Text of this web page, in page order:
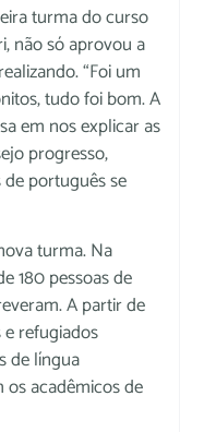
turma do curso
não só aprovou a
“Foi um
tudo foi bom. A
em nos explicar as
progresso,
português se
turma. Na
180 pessoas de
A partir de
refugiados
de língua
acadêmicos de